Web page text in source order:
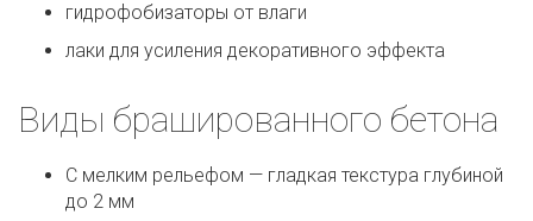
гидрофобизаторы от влаги
лаки для усиления декоративного эффекта
Виды брашированного бетона
С мелким рельефом — гладкая текстура глубиной
до 2 мм